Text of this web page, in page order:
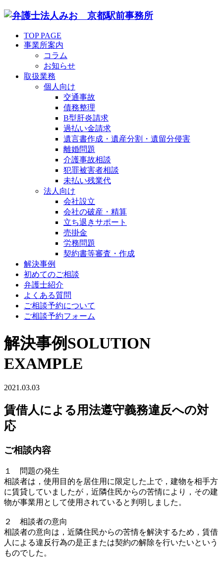
TOP PAGE
事業所案内
コラム
お知らせ
取扱業務
個人向け
交通事故
債務整理
B型肝炎請求
過払い金請求
遺言書作成・遺産分割・遺留分侵害
離婚問題
介護事故相談
犯罪被害者相談
未払い残業代
法人向け
会社設立
会社の破産・精算
立ち退きサポート
売掛金
労務問題
契約書等審査・作成
解決事例
初めてのご相談
弁護士紹介
よくある質問
ご相談予約について
ご相談予約フォーム
解決事例SOLUTION
EXAMPLE
2021.03.03
賃借人による用法遵守義務違反への対
応
ご相談内容
１ 問題の発生
相談者は，使用目的を居住用に限定した上で，建物を相手方
に賃貸していましたが，近隣住民からの苦情により，その建
物が事業用として使用されていると判明しました。
２ 相談者の意向
相談者の意向は，近隣住民からの苦情を解決するため，賃借
人による違反行為の是正または契約の解除を行いたいという
ものでした。